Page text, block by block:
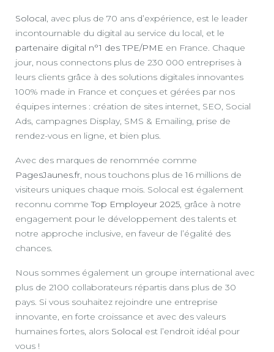
Solocal, avec plus de 70 ans d’expérience, est le leader
incontournable du digital au service du local, et le
partenaire digital n°1 des TPE/PME en France. Chaque
jour, nous connectons plus de 230 000 entreprises à
leurs clients grâce à des solutions digitales innovantes
100% made in France et conçues et gérées par nos
équipes internes : création de sites internet, SEO, Social
Ads, campagnes Display, SMS & Emailing, prise de
rendez-vous en ligne, et bien plus.
Avec des marques de renommée comme
PagesJaunes.fr, nous touchons plus de 16 millions de
visiteurs uniques chaque mois. Solocal est également
reconnu commeTop Employeur 2025, grâce à notre
engagement pour le développement des talents et
notre approche inclusive, en faveur de l’égalité des
chances.
Nous sommes également un groupe international avec
plus de 2100 collaborateurs répartis dans plus de 30
pays. Si vous souhaitez rejoindre une entreprise
innovante, en forte croissance et avec des valeurs
humaines fortes, alors Solocal est l’endroit idéal pour
vous !